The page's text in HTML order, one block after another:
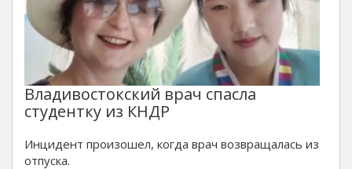
Владивостокский врач спасла
студентку из КНДР
Инцидент произошел, когда врач возвращалась из
отпуска.